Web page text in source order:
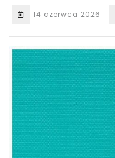
14 czerwca 2026